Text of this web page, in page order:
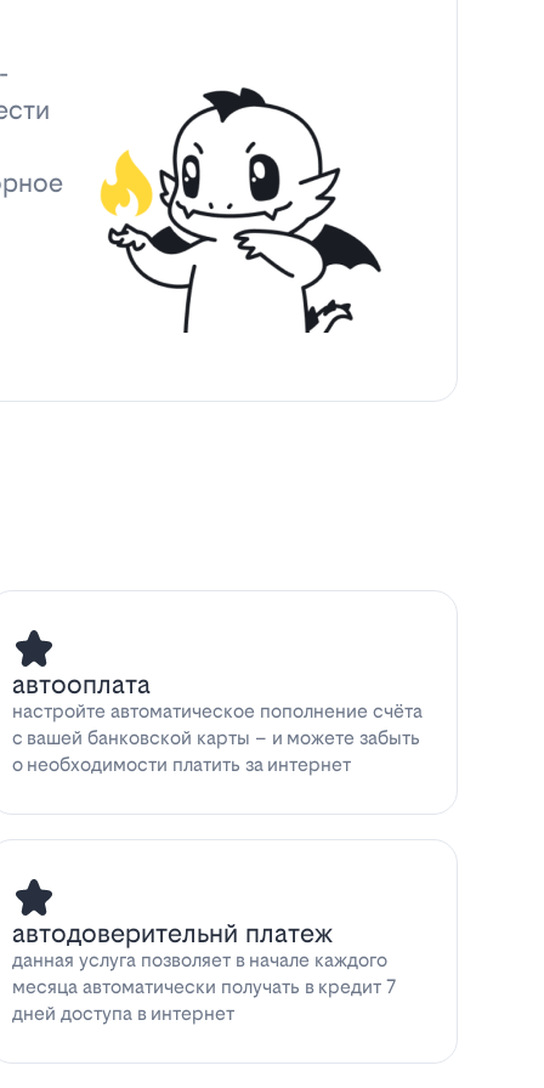
автооплата
настройте автоматическое пополнение счёта
с вашей банковской карты – и можете забыть
о необходимости платить за интернет
автодоверительнй платеж
данная услуга позволяет в начале каждого
месяца автоматически получать в кредит 7
дней доступа в интернет